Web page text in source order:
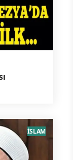
İSLAM